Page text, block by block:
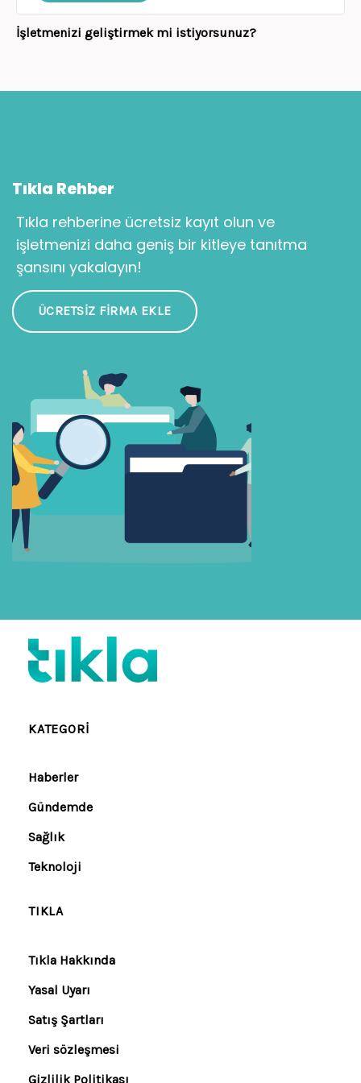
İşletmenizi geliştirmek mi istiyorsunuz?
Tıkla Rehber
Tıkla rehberine ücretsiz kayıt olun ve
işletmenizi daha geniş bir kitleye tanıtma
şansını yakalayın!
ÜCRETSIZ FIRMA EKLE
KATEGORI
Haberler
Gündemde
Sağlık
Teknoloji
TIKLA
Tıkla Hakkında
Yasal Uyarı
Satış Şartları
Veri sözleşmesi
Gizlilik Politikası
Beni Hatırla
Parolanızı mı unuttunuz?